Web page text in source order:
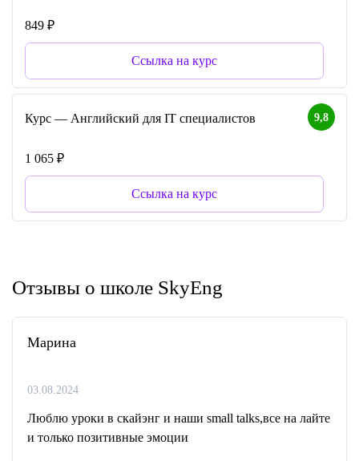
849 ₽
Ссылка на курс
9,8
Курс — Английский для IT специалистов
1 065 ₽
Ссылка на курс
Отзывы о школе SkyEng
Марина
03.08.2024
Люблю уроки в скайэнг и наши small talks,все на лайте
и только позитивные эмоции